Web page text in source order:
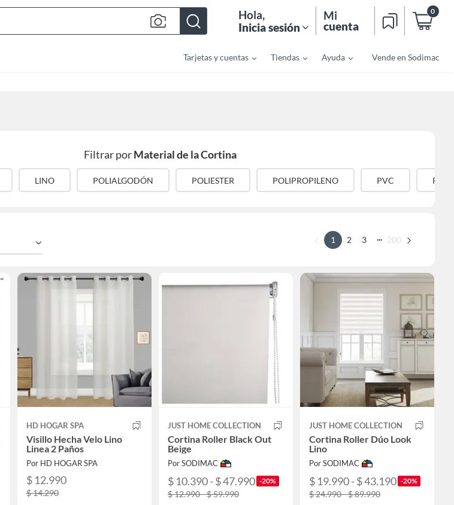
Bar
Hola,
Inicia sesión
Mi
cuenta
0
Tarjetas y cuentas Tiendas Ayuda Vende en Sodimac
Filtrar porMaterial de la Cortina
LINO POLIALGODÓN POLIESTER POLIPROPILENO PVC
1 2 3 ... 200
HD HOGAR SPA
Visillo Hecha Velo Lino
Linea 2 Paños
Por HD HOGAR SPA
$ 12.990
$ 14.290
JUST HOME COLLECTION
Cortina Roller Black Out
Beige
Por SODIMAC
$ 10.390 - $ 47.990 -20%
$ 12.990 - $ 59.990
JUST HOME COLLECTION
Cortina Roller Dúo Look
Lino
Por SODIMAC
$ 19.990 - $ 43.190 -20%
$ 24.990 - $ 89.990